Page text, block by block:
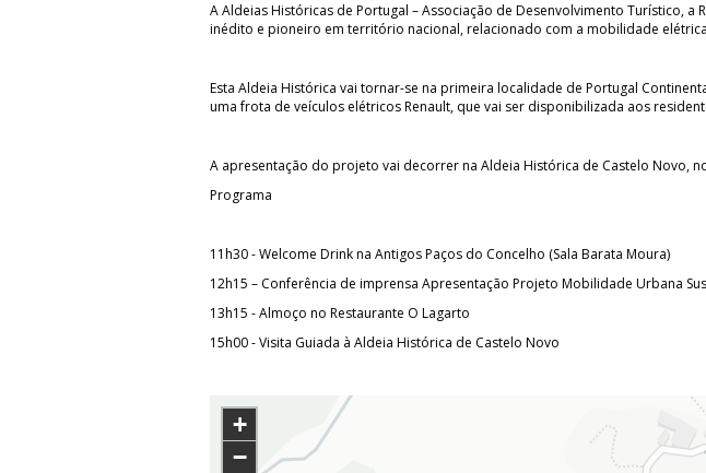
A Aldeias Históricas de Portugal – Associação de Desenvolvimento Turístico,
inédito e pioneiro em território nacional, relacionado com a mobilidade
Esta Aldeia Histórica vai tornar-se na primeira localidade de Portugal
uma frota de veículos elétricos Renault, que vai ser disponibilizada aos
A apresentação do projeto vai decorrer na Aldeia Histórica de Castelo Novo,
Programa
11h30 - Welcome Drink na Antigos Paços do Concelho (Sala Barata Moura)
12h15 – Conferência de imprensa Apresentação Projeto Mobilidade Urbana
13h15 - Almoço no Restaurante O Lagarto
15h00 - Visita Guiada à Aldeia Histórica de Castelo Novo
+
−